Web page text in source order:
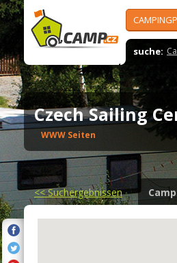
suche:
Czech Sailing
WWW Seiten
<<Suchergebnissen